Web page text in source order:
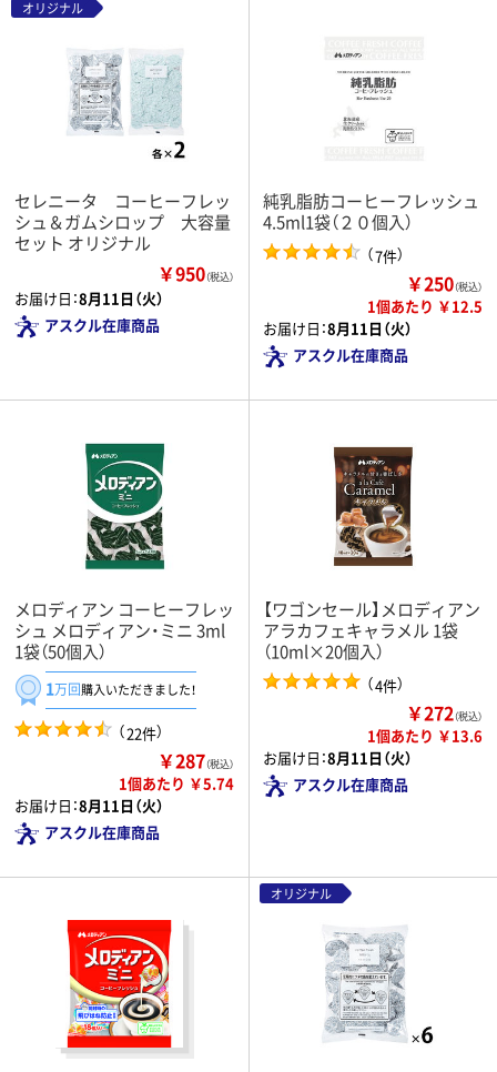
オリジナル
セレニータ コーヒーフレッ
シュ＆ガムシロップ 大容量
セット オリジナル
￥950（税込）
お届け日：8月11日（火）
アスクル在庫商品
純乳脂肪コーヒーフレッシュ
4.5ml1袋（２０個入）
（7件）
￥250（税込）
1個あたり ￥12.5
お届け日：8月11日（火）
アスクル在庫商品
メロディアン コーヒーフレッ
シュ メロディアン・ミニ 3ml
1袋（50個入）
1万回購入いただきました！
（22件）
￥287（税込）
1個あたり ￥5.74
お届け日：8月11日（火）
アスクル在庫商品
【ワゴンセール】メロディアン
アラカフェキャラメル 1袋
（10ml×20個入）
（4件）
￥272（税込）
1個あたり ￥13.6
お届け日：8月11日（火）
アスクル在庫商品
オリジナル